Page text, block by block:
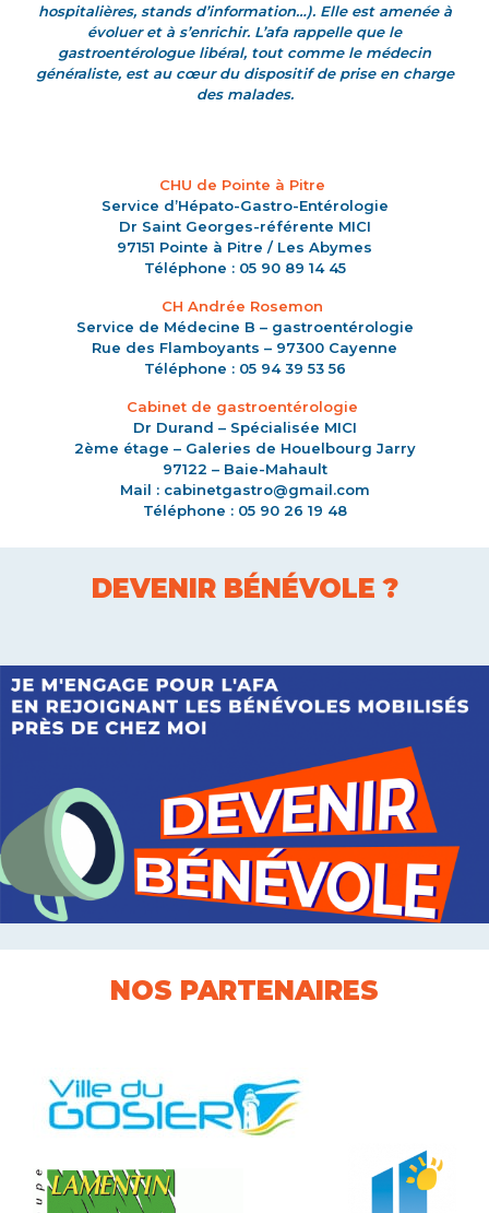
hospitalières, stands d’information…). Elle est amenée à
évoluer et à s’enrichir. L’afa rappelle que le
gastroentérologue libéral, tout comme le médecin
généraliste, est au cœur du dispositif de prise en charge
des malades.
CHU de Pointe à Pitre
Service d’Hépato-Gastro-Entérologie
Dr Saint Georges-référente MICI
97151 Pointe à Pitre / Les Abymes
Téléphone : 05 90 89 14 45
CH Andrée Rosemon
Service de Médecine B – gastroentérologie
Rue des Flamboyants – 97300 Cayenne
Téléphone : 05 94 39 53 56
Cabinet de gastroentérologie
Dr Durand – Spécialisée MICI
2ème étage – Galeries de Houelbourg Jarry
97122 – Baie-Mahault
Mail : cabinetgastro@gmail.com
Téléphone : 05 90 26 19 48
DEVENIR BÉNÉVOLE ?
NOS PARTENAIRES